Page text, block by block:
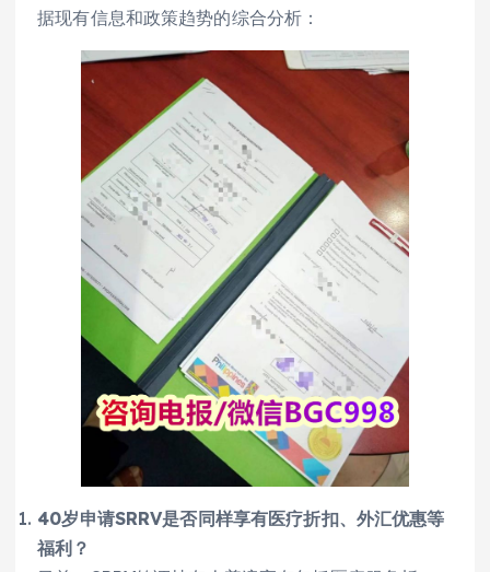
据现有信息和政策趋势的综合分析：
40岁申请SRRV是否同样享有医疗折扣、外汇优惠等
福利？